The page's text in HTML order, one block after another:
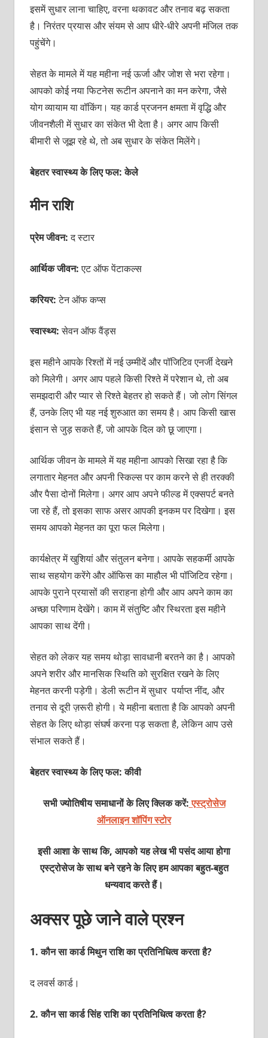
इसमें सुधार लाना चाहिए, वरना थकावट और तनाव बढ़ सकता
है। निरंतर प्रयास और संयम से आप धीरे-धीरे अपनी मंजिल तक
पहुंचेंगे।
सेहत के मामले में यह महीना नई ऊर्जा और जोश से भरा रहेगा।
आपको कोई नया फिटनेस रूटीन अपनाने का मन करेगा, जैसे
योग व्यायाम या वॉकिंग। यह कार्ड प्रजनन क्षमता में वृद्धि और
जीवनशैली में सुधार का संकेत भी देता है। अगर आप किसी
बीमारी से जूझ रहे थे, तो अब सुधार के संकेत मिलेंगे।
बेहतर स्वास्थ्य के लिए फल: केले
मीन राशि
प्रेम जीवन:द स्टार
आर्थिक जीवन:एट ऑफ पेंटाकल्स
करियर:टेन ऑफ कप्स
स्वास्थ्य:सेवन ऑफ वैंड्स
इस महीने आपके रिश्तों में नई उम्मीदें और पॉजिटिव एनर्जी देखने
को मिलेगी। अगर आप पहले किसी रिश्ते में परेशान थे, तो अब
समझदारी और प्यार से रिश्ते बेहतर हो सकते हैं। जो लोग सिंगल
हैं, उनके लिए भी यह नई शुरुआत का समय है। आप किसी खास
इंसान से जुड़ सकते हैं, जो आपके दिल को छू जाएगा।
आर्थिक जीवन के मामले में यह महीना आपको सिखा रहा है कि
लगातार मेहनत और अपनी स्किल्स पर काम करने से ही तरक्की
और पैसा दोनों मिलेगा। अगर आप अपने फील्ड में एक्सपर्ट बनते
जा रहे हैं, तो इसका साफ असर आपकी इनकम पर दिखेगा। इस
समय आपको मेहनत का पूरा फल मिलेगा।
कार्यक्षेत्र में खुशियां और संतुलन बनेगा। आपके सहकर्मी आपके
साथ सहयोग करेंगे और ऑफिस का माहौल भी पॉजिटिव रहेगा।
आपके पुराने प्रयासों की सराहना होगी और आप अपने काम का
अच्छा परिणाम देखेंगे। काम में संतुष्टि और स्थिरता इस महीने
आपका साथ देंगी।
सेहत को लेकर यह समय थोड़ा सावधानी बरतने का है। आपको
अपने शरीर और मानसिक स्थिति को सुरक्षित रखने के लिए
मेहनत करनी पड़ेगी। डेली रूटीन में सुधार पर्याप्त नींद, और
तनाव से दूरी ज़रूरी होगी। ये महीना बताता है कि आपको अपनी
सेहत के लिए थोड़ा संघर्ष करना पड़ सकता है, लेकिन आप उसे
संभाल सकते हैं।
बेहतर स्वास्थ्य के लिए फल: कीवी
सभी ज्योतिषीय समाधानों के लिए क्लिक करें: एस्ट्रोसेज
ऑनलाइन शॉपिंग स्टोर
इसी आशा के साथ कि, आपको यह लेख भी पसंद आया होगा
एस्ट्रोसेज के साथ बने रहने के लिए हम आपका बहुत-बहुत
धन्यवाद करते हैं।
अक्सर पूछे जाने वाले प्रश्न
1.कौन सा कार्ड मिथुन राशि का प्रतिनिधित्व करता है?
द लवर्स कार्ड।
2.कौन सा कार्ड सिंह राशि का प्रतिनिधित्व करता है?